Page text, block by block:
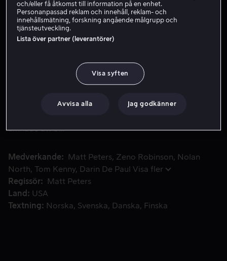
Hyr 49 kr
Wayne måste gå samman för att rädda sina fäder och
ämnade att bli.
Medverkande Matt Peters Zeno Robinson
Nolan
North
Tom Kenny Darin De Paul Visa fler
Regissör
Matt Peters
Land
USA
Textning
Norska Svenska Danska Finska
och/eller få åtkomst till information på en enhet.
Personanpassad reklam och innehåll, reklam- och
innehållsmätning, forskning angående målgrupp och
tjänsteutveckling.
Lista över partner (leverantörer)
Visa syften
Avvisa alla Jag godkänner